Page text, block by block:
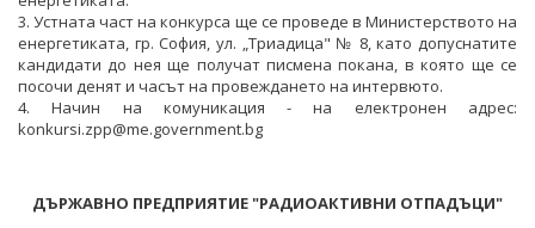
3. Устната част на конкурса ще се проведе в Министерството на
енергетиката, гр. София, ул. „Триадица" № 8, като допуснатите
кандидати до нея ще получат писмена покана, в която ще се
посочи денят и часът на провеждането на интервюто.
4. Начин на комуникация - на електронен адрес:
konkursi.zpp@me.government.bg
ДЪРЖАВНО ПРЕДПРИЯТИЕ "РАДИОАКТИВНИ ОТПАДЪЦИ"